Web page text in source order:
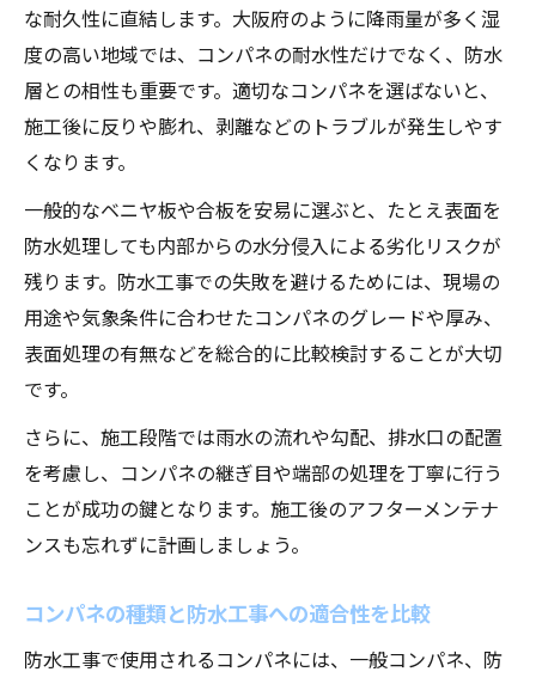
な耐久性に直結します。大阪府のように降雨量が多く湿
度の高い地域では、コンパネの耐水性だけでなく、防水
層との相性も重要です。適切なコンパネを選ばないと、
施工後に反りや膨れ、剥離などのトラブルが発生しやす
くなります。
一般的なベニヤ板や合板を安易に選ぶと、たとえ表面を
防水処理しても内部からの水分侵入による劣化リスクが
残ります。防水工事での失敗を避けるためには、現場の
用途や気象条件に合わせたコンパネのグレードや厚み、
表面処理の有無などを総合的に比較検討することが大切
です。
さらに、施工段階では雨水の流れや勾配、排水口の配置
を考慮し、コンパネの継ぎ目や端部の処理を丁寧に行う
ことが成功の鍵となります。施工後のアフターメンテナ
ンスも忘れずに計画しましょう。
コンパネの種類と防水工事への適合性を比較
防水工事で使用されるコンパネには、一般コンパネ、防